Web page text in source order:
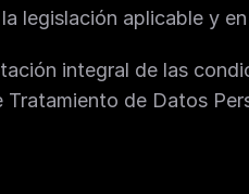
legislación aplicable y
integral de las
de Datos